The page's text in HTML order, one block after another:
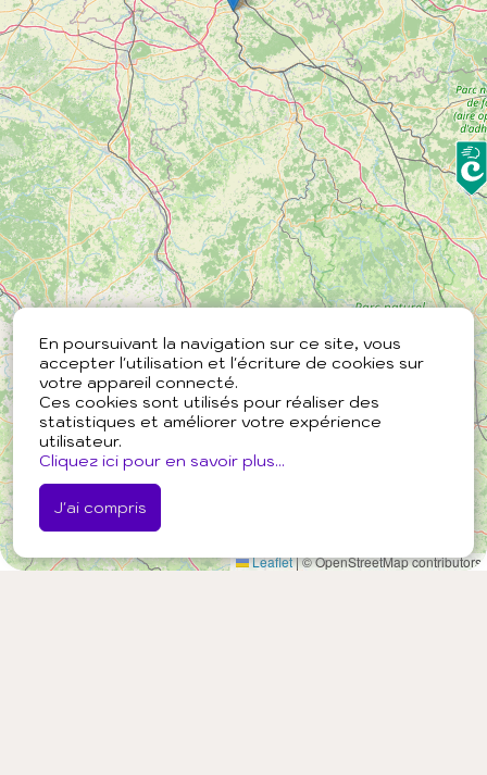
En poursuivant la navigation sur ce site, vous
accepter l'utilisation et l'écriture de cookies sur
votre appareil connecté.
Ces cookies sont utilisés pour réaliser des
statistiques et améliorer votre expérience
utilisateur.
Cliquez ici pour en savoir plus...
J'ai compris
Leaflet|© OpenStreetMap contributors